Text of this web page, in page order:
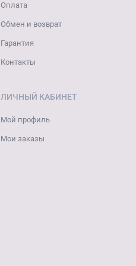
Оплата
Обмен и возврат
Гарантия
Контакты
ЛИЧНЫЙ КАБИНЕТ
Мой профиль
Мои заказы